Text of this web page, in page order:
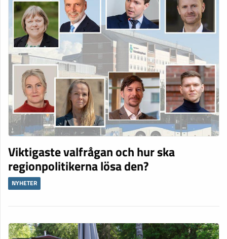
Viktigaste valfrågan och hur ska
regionpolitikerna lösa den?
NYHETER